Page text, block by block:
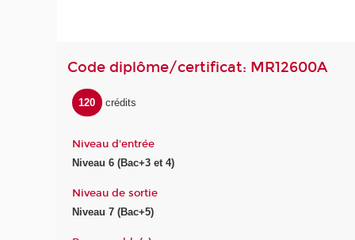
Code diplôme/certificat: MR12600A
120 crédits
Niveau d'entrée
Niveau 6 (Bac+3 et 4)
Niveau de sortie
Niveau 7 (Bac+5)